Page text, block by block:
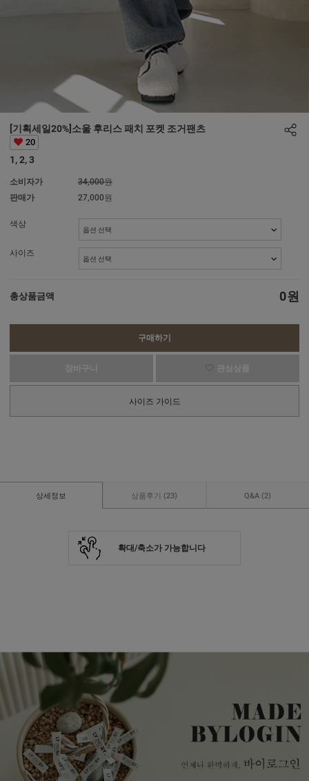
[기획세일20%]소울 후리스 패치 포켓 조거팬츠
20
1, 2, 3
소비자가
34,000원
판매가
27,000원
색상
사이즈
총상품금액 0원
구매하기
장바구니 관심상품
사이즈 가이드
상세정보 상품후기 (23) Q&A (2)
확대/축소가 가능합니다